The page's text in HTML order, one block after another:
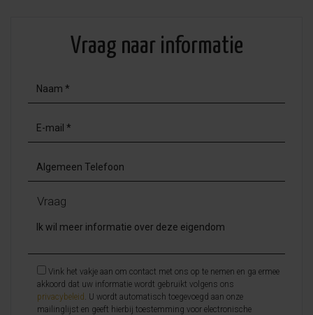
Vraag naar informatie
Vraag
Vink het vakje aan om contact met ons op te nemen en ga ermee
akkoord dat uw informatie wordt gebruikt volgens ons
privacybeleid . U wordt automatisch toegevoegd aan onze
mailinglijst en geeft hierbij toestemming voor electronische